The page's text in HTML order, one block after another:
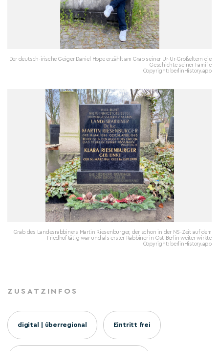
Der deutsch-irische Geiger Daniel Hope erzählt am Grab seiner Ur-Ur-Großeltern die
Geschichte seiner Familie
Copyright: berlinHistory.app
Grab des Landesrabbiners Martin Riesenburger, der schon in der NS-Zeit auf dem
Friedhof tätig war und als erster Rabbiner in Ost-Berlin weiter wirkte
Copyright: berlinHistory.app
ZUSATZINFOS
digital | überregional Eintritt frei